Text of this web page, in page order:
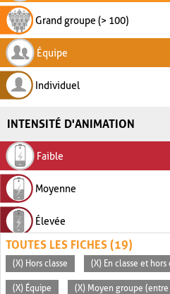
Grand groupe (> 100)
Équipe
Individuel
INTENSITÉ D'ANIMATION
Faible
Moyenne
Élevée
TOUTES LES FICHES (19)
(X) Hors classe (X) En classe et hors
(X) Équipe (X) Moyen groupe